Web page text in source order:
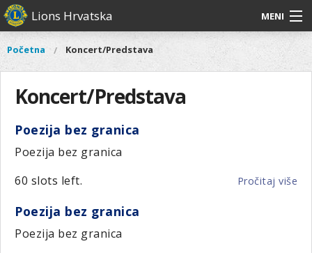
Skoči
na
sadržaj
Lions Hrvatska MENI
O nama
Naši projekti
Aktivnosti
Glavni
O
nama
Distrikt
Naši
projekti
Vi
ste
ovdje
Početna Koncert/Predstava
Koncert/Predstava
Poezija bez granica
Poezija bez granica
60 slots left.
Pročitaj više
Poezija bez granica
Poezija bez granica